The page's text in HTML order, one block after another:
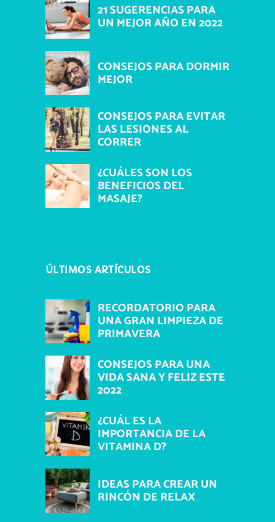
21 SUGERENCIAS PARA
UN MEJOR AÑO EN 2022
CONSEJOS PARA DORMIR
MEJOR
CONSEJOS PARA EVITAR
LAS LESIONES AL
CORRER
¿CUÁLES SON LOS
BENEFICIOS DEL
MASAJE?
ÚLTIMOS ARTÍCULOS
RECORDATORIO PARA
UNA GRAN LIMPIEZA DE
PRIMAVERA
CONSEJOS PARA UNA
VIDA SANA Y FELIZ ESTE
2022
¿CUÁL ES LA
IMPORTANCIA DE LA
VITAMINA D?
IDEAS PARA CREAR UN
RINCÓN DE RELAX